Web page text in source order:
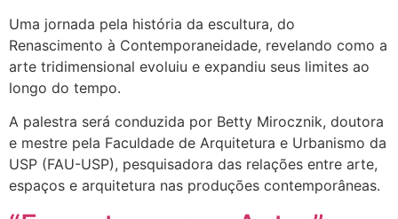
Uma jornada pela história da escultura, do
Renascimento à Contemporaneidade, revelando como a
arte tridimensional evoluiu e expandiu seus limites ao
longo do tempo.
A palestra será conduzida por Betty Mirocznik, doutora
e mestre pela Faculdade de Arquitetura e Urbanismo da
USP (FAU-USP), pesquisadora das relações entre arte,
espaços e arquitetura nas produções contemporâneas.